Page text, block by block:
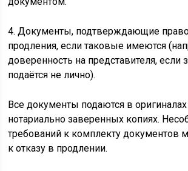
4. Документы, подтверждающие
продления, если таковые имеются
доверенность на представителя, если
подаётся не лично).
Все документы подаются в
нотариально заверенных копиях.
требований к комплекту документов
к отказу в продлении.